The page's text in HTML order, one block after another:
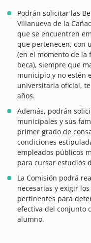
Podrán solicitar las
Villanueva de la
que se encuentren
que pertenecen, con
(en el momento de la
beca), siempre que
municipio y no estén
universitaria oficial,
años.
Además, podrán
municipales y sus
primer grado de
condiciones
empleados públicos
para cursar estudios
La Comisión podrá
necesarias y exigir
pertinentes para
efectiva del conjunto
alumno.